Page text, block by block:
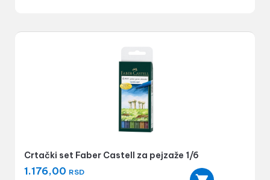
Crtački set Faber Castell za pejzaže 1/6
1.176,00 RSD